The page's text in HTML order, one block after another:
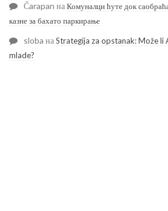
Čarapan наКомуналци ћуте док
казне за бахато паркирање
sloba наStrategija za opstanak: Može li
mlade?